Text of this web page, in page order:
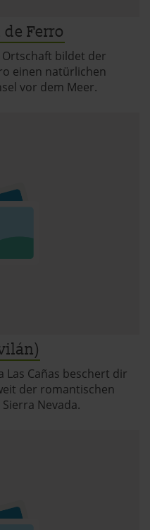
Ferro
bildet der
einen natürlichen
vor dem Meer.
Las Cañas beschert dir
der romantischen
Nevada.